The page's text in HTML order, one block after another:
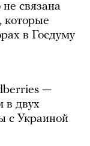
связана
которые
в Госдуму
—
в двух
с Украиной